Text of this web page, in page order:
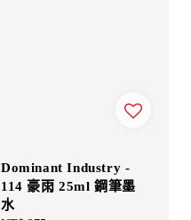
Dominant Industry -
114 豪雨 25ml 鋼筆墨
水